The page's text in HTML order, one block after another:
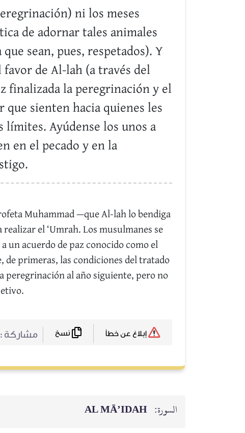
ni los meses
de adornar tales animales
sean, pues, respetados). Y
favor de Al-lah (a través del
finalizada la peregrinación y el
que sienten hacia quienes les
Ayúdense los unos a
en el pecado y en la
Muhammad —que Al-lah lo bendiga
el ‘Umrah. Los musulmanes se
un acuerdo de paz conocido como el
de primeras, las condiciones del tratado
peregrinación al año siguiente, pero no
مشاركة :
السورة: AL MĀ’IDAH